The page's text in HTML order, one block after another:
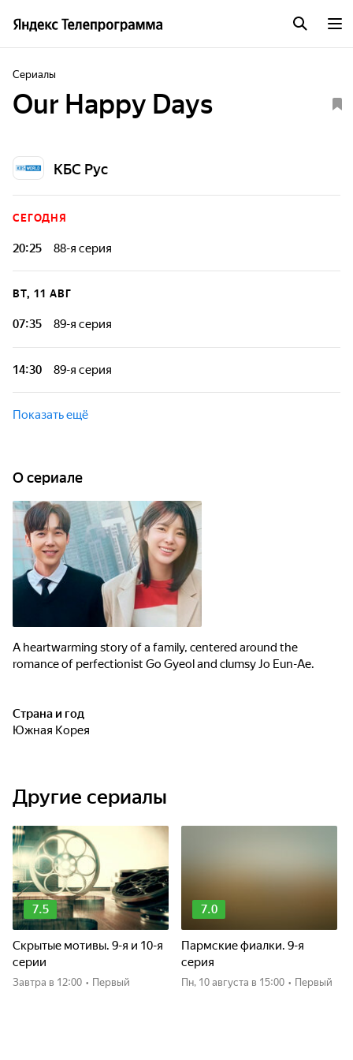
Сериалы
Our Happy Days
КБС Рус
СЕГОДНЯ
20:25 88-я серия
За каждой серией - новая тайна, за каждым героем - своя
ВТ, 11 АВГ
07:35 89-я серия
За каждой серией - новая тайна, за каждым героем - своя
14:30 89-я серия
За каждой серией - новая тайна, за каждым героем - своя
правда. Это история, которую хочется смотреть до конца.
Показать ещё
O сериале
A heartwarming story of a family, centered around the
romance of perfectionist Go Gyeol and clumsy Jo Eun-Ae.
Страна и год
Южная Корея
Другие сериалы
7.5
Скрытые мотивы. 9-я и 10-я
серии
Завтра в 12:00 • Первый
7.0
Пармские фиалки. 9-я
серия
пн, 10 августа в 15:00 • Первый